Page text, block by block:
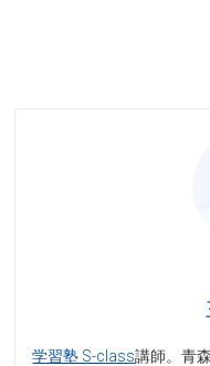
学習塾 S-class講師。青